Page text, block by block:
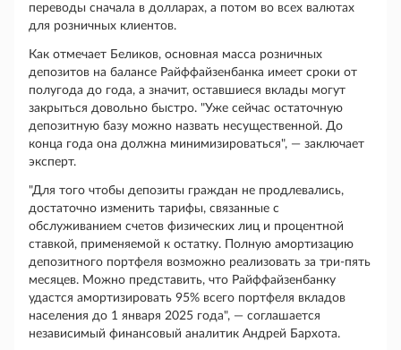
переводы сначала в долларах, а потом во всех валютах
для розничных клиентов.
Как отмечает Беликов, основная масса розничных
депозитов на балансе Райффайзенбанка имеет сроки от
полугода до года, а значит, оставшиеся вклады могут
закрыться довольно быстро. "Уже сейчас остаточную
депозитную базу можно назвать несущественной. До
конца года она должна минимизироваться", — заключает
эксперт.
"Для того чтобы депозиты граждан не продлевались,
достаточно изменить тарифы, связанные с
обслуживанием счетов физических лиц и процентной
ставкой, применяемой к остатку. Полную амортизацию
депозитного портфеля возможно реализовать за три-пять
месяцев. Можно представить, что Райффайзенбанку
удастся амортизировать 95% всего портфеля вкладов
населения до 1 января 2025 года", — соглашается
независимый финансовый аналитик Андрей Бархота.